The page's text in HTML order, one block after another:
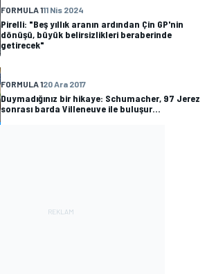
FORMULA 111 Nis 2024
Pirelli: "Beş yıllık aranın ardından Çin GP'nin
dönüşü, büyük belirsizlikleri beraberinde
getirecek"
FORMULA 120 Ara 2017
Duymadığınız bir hikaye: Schumacher, 97 Jerez
sonrası barda Villeneuve ile buluşur...